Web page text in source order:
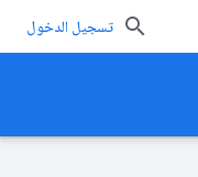
تسجيل الدخول